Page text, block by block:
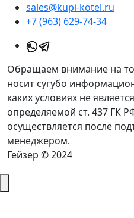
sales@kupi-kotel.ru
+7 (963) 629-74-34
Обращаем внимание на
носит сугубо
каких условиях не
определяемой ст. 437 ГК
осуществляется после
менеджером.
Гейзер © 2024